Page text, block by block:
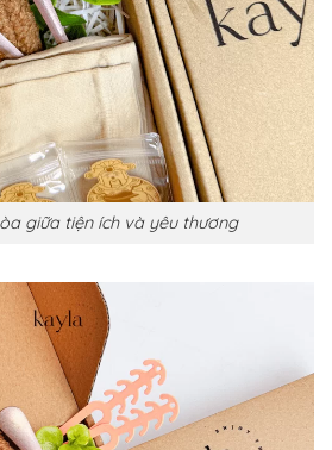
giữa tiện ích và yêu thương